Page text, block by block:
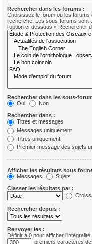
Rechercher dans les forums :
Choisissez le forum ou les
recherche. Les sous-forums sont
l’option ci-dessous « Rechercher
Rechercher dans les sous-
Oui
Non
Rechercher dans :
Titres et messages
Messages uniquement
Titres uniquement
Premier message des sujets
Afficher les résultats sous
Messages
Sujets
Classer les résultats par :
Rechercher depuis :
Renvoyer les :
Définir à 0 pour afficher
premiers caractères